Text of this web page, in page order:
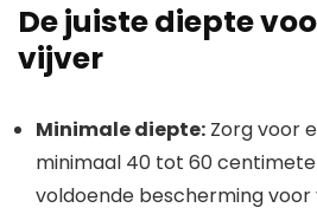
De juiste diepte
vijver
Minimale diepte: Zorg voor
minimaal 40 tot 60
voldoende bescherming voor